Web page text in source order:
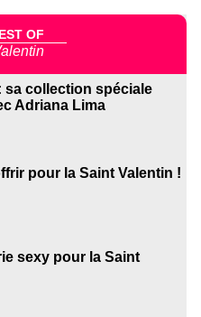
OF
sa collection spéciale
Adriana Lima
pour la Saint Valentin !
sexy pour la Saint